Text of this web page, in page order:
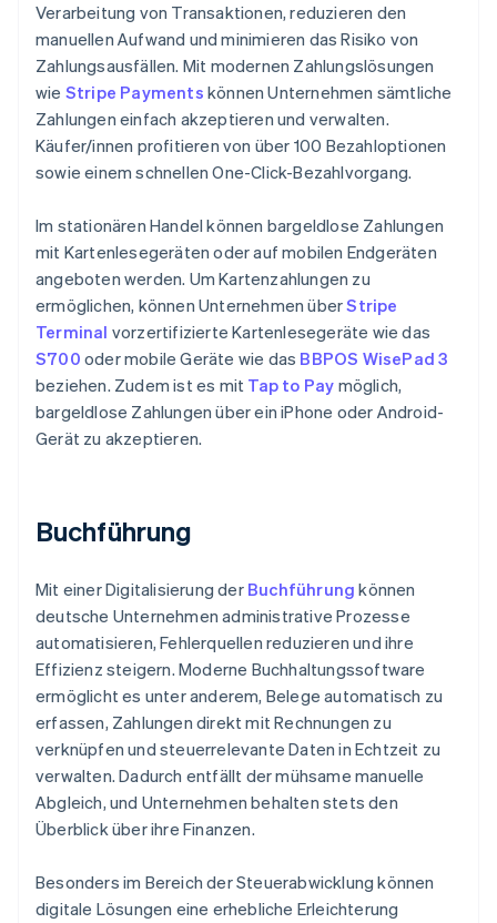
Verarbeitung von Transaktionen, reduzieren den
manuellen Aufwand und minimieren das Risiko von
Zahlungsausfällen. Mit modernen Zahlungslösungen
wie Stripe Payments können Unternehmen sämtliche
Zahlungen einfach akzeptieren und verwalten.
Käufer/innen profitieren von über 100 Bezahloptionen
sowie einem schnellen One-Click-Bezahlvorgang.
Im stationären Handel können bargeldlose Zahlungen
mit Kartenlesegeräten oder auf mobilen Endgeräten
angeboten werden. Um Kartenzahlungen zu
ermöglichen, können Unternehmen überStripe
Terminal vorzertifizierte Kartenlesegeräte wie das
S700 oder mobile Geräte wie das BBPOS WisePad 3
beziehen. Zudem ist es mit Tap to Pay möglich,
bargeldlose Zahlungen über ein iPhone oder Android-
Gerät zu akzeptieren.
Buchführung
Mit einer Digitalisierung der Buchführung können
deutsche Unternehmen administrative Prozesse
automatisieren, Fehlerquellen reduzieren und ihre
Effizienz steigern. Moderne Buchhaltungssoftware
ermöglicht es unter anderem, Belege automatisch zu
erfassen, Zahlungen direkt mit Rechnungen zu
verknüpfen und steuerrelevante Daten in Echtzeit zu
verwalten. Dadurch entfällt der mühsame manuelle
Abgleich, und Unternehmen behalten stets den
Überblick über ihre Finanzen.
Besonders im Bereich der Steuerabwicklung können
digitale Lösungen eine erhebliche Erleichterung